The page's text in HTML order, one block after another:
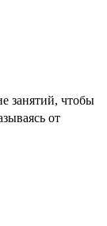
занятий, чтобы
от